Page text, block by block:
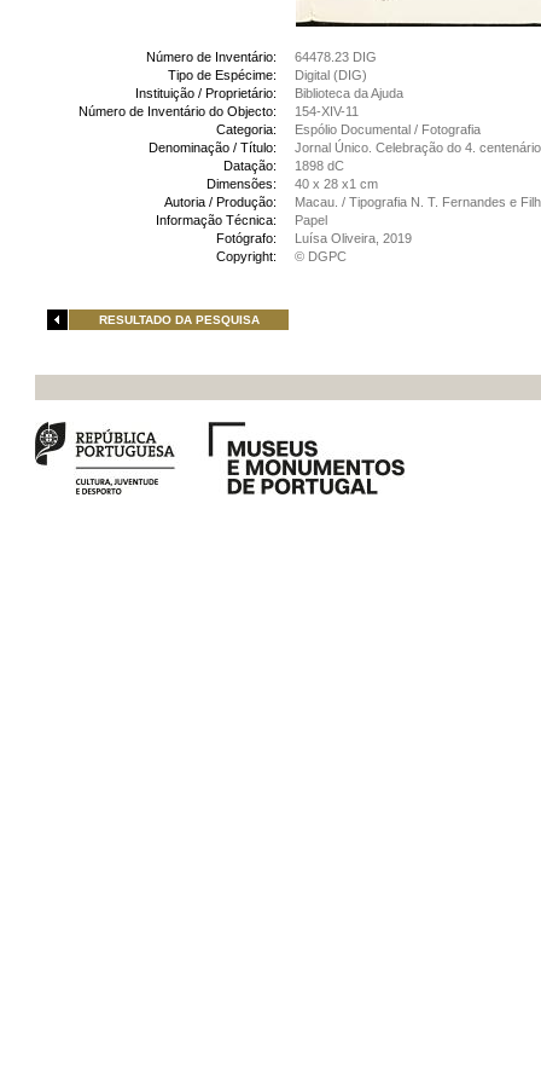
Número de Inventário:
64478.23 DIG
Tipo de Espécime:
Digital (DIG)
Instituição / Proprietário:
Biblioteca da Ajuda
Número de Inventário do Objecto:
154-XIV-11
Categoria:
Espólio Documental / Fotografia
Denominação / Título:
Jornal Único. Celebração do 4.
Datação:
1898 dC
Dimensões:
40 x 28 x1 cm
Autoria / Produção:
Macau. / Tipografia N. T. Fernandes e
Informação Técnica:
Papel
Fotógrafo:
Luísa Oliveira, 2019
Copyright:
© DGPC
RESULTADO DA PESQUISA